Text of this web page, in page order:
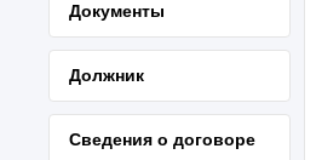
Документы
Должник
Сведения о договоре